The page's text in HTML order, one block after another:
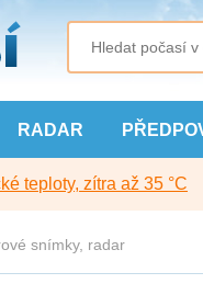
RADAR
teploty, zítra až 35 °C
snímky, radar